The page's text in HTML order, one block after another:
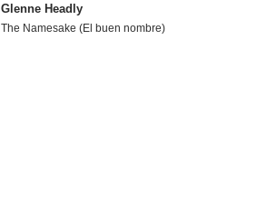
Glenne Headly
The Namesake (El buen nombre)